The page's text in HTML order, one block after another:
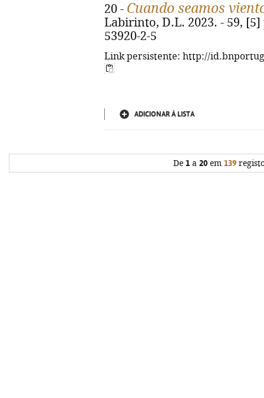
20 - Cuando seamos
Labirinto, D.L. 2023. - 59, [5]
53920-2-5
Link persistente: http://
ADICIONAR À LISTA
De 1 a 20 em 139